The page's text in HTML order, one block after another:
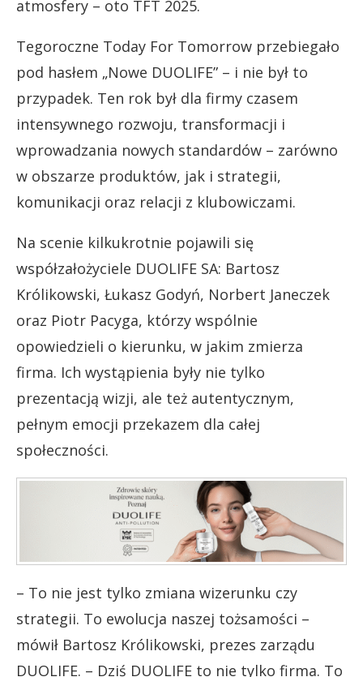
atmosfery – oto TFT 2025.
Tegoroczne Today For Tomorrow przebiegało
pod hasłem „Nowe DUOLIFE” – i nie był to
przypadek. Ten rok był dla firmy czasem
intensywnego rozwoju, transformacji i
wprowadzania nowych standardów – zarówno
w obszarze produktów, jak i strategii,
komunikacji oraz relacji z klubowiczami.
Na scenie kilkukrotnie pojawili się
współzałożyciele DUOLIFE SA: Bartosz
Królikowski, Łukasz Godyń, Norbert Janeczek
oraz Piotr Pacyga, którzy wspólnie
opowiedzieli o kierunku, w jakim zmierza
firma. Ich wystąpienia były nie tylko
prezentacją wizji, ale też autentycznym,
pełnym emocji przekazem dla całej
społeczności.
– To nie jest tylko zmiana wizerunku czy
strategii. To ewolucja naszej tożsamości –
mówił Bartosz Królikowski, prezes zarządu
DUOLIFE. – Dziś DUOLIFE to nie tylko firma. To